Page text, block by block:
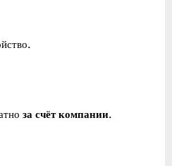
за счёт компании.